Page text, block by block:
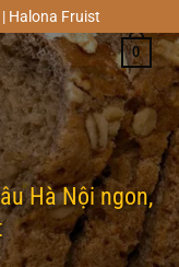
Halona Fruist
0
Hà Nội ngon,